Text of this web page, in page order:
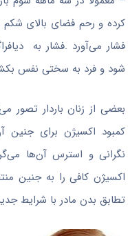
کرده و رحم فضای بالای شکم
فشار می‌آورد .فشار به
شود و فرد به سختی نفس
بعضی از زنان باردار تصور
کمبود اکسیژن برای
نگرانی و استرس آن‌ها
اکسیژن کافی را به جنین
تطابق بدن مادر با شرایط